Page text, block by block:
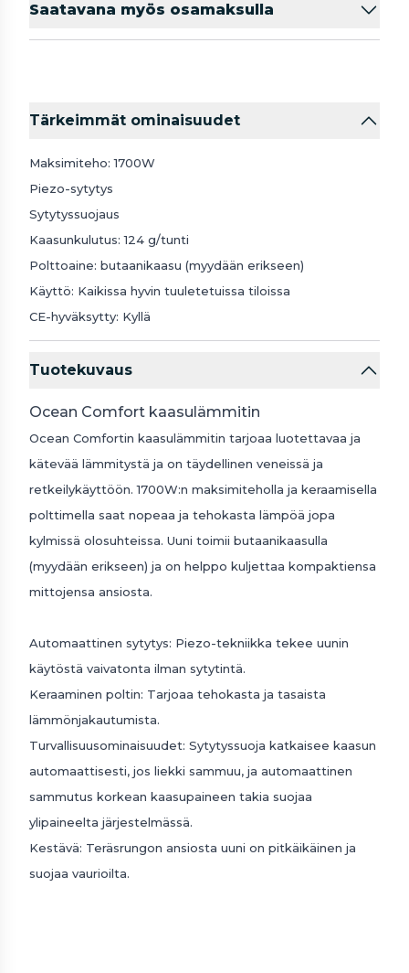
Saatavana myös osamaksulla
Tärkeimmät ominaisuudet
Maksimiteho: 1700W
Piezo-sytytys
Sytytyssuojaus
Kaasunkulutus: 124 g/tunti
Polttoaine: butaanikaasu (myydään erikseen)
Käyttö: Kaikissa hyvin tuuletetuissa tiloissa
CE-hyväksytty: Kyllä
Tuotekuvaus
Ocean Comfort kaasulämmitin
Ocean Comfortin kaasulämmitin tarjoaa luotettavaa ja
kätevää lämmitystä ja on täydellinen veneissä ja
retkeilykäyttöön. 1700W:n maksimiteholla ja keraamisella
polttimella saat nopeaa ja tehokasta lämpöä jopa
kylmissä olosuhteissa. Uuni toimii butaanikaasulla
(myydään erikseen) ja on helppo kuljettaa kompaktiensa
mittojensa ansiosta.
Automaattinen sytytys: Piezo-tekniikka tekee uunin
käytöstä vaivatonta ilman sytytintä.
Keraaminen poltin: Tarjoaa tehokasta ja tasaista
lämmönjakautumista.
Turvallisuusominaisuudet: Sytytyssuoja katkaisee kaasun
automaattisesti, jos liekki sammuu, ja automaattinen
sammutus korkean kaasupaineen takia suojaa
ylipaineelta järjestelmässä.
Kestävä: Teräsrungon ansiosta uuni on pitkäikäinen ja
suojaa vaurioilta.